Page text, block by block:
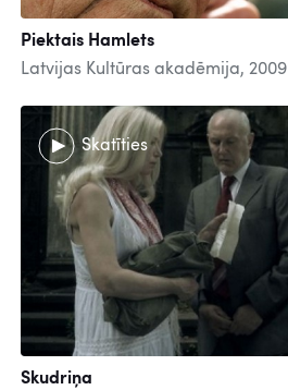
Piektais Hamlets
Latvijas Kultūras akadēmija, 2009
Skatīties
Skudriņa